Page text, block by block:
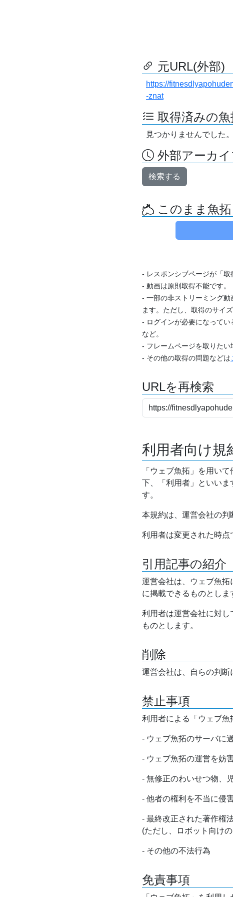
元URL(外部)
https://
-znat
取得済みの魚
見つかりませんでした。
外部アーカ
検索する
このまま魚
- レスポンシブページが「取
- 動画は原則取得不能です。
- 一部の非ストリーミング
ます。ただし、取得のサイ
- ログインが必要になって
など。
- フレームページを取りた
- その他の取得の問題などは
URLを再検索
利用者向け規
「ウェブ魚拓」を用い
下、「利用者」といいま
す。
本規約は、運営会社の判
利用者は変更された時点
引用記事の紹介
運営会社は、ウェブ魚
に掲載できるものとしま
利用者は運営会社に対
ものとします。
削除
運営会社は、自らの判断
禁止事項
利用者による「ウェブ魚
- ウェブ魚拓のサーバに
- ウェブ魚拓の運営を妨
- 無修正のわいせつ物、
- 他者の権利を不当に侵
- 最終改正された著作権
(ただし、ロボット向け
- その他の不法行為
免責事項